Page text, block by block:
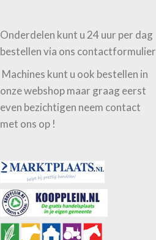
Onderdelen kunt u 24 uur per dag
bestellen via ons contactformulier
Machines kunt u ook bestellen in
onze webshop maar graag eerst
even bezichtigen neem contact
met ons op !